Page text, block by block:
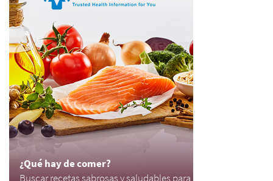
¿Qué hay de comer?
Buscar recetas sabrosas y saludables para el